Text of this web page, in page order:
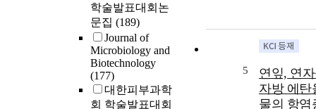
학술발표대회논
문집 (189)
Journal of
Microbiology and
Biotechnology
(177)
대한피부과학
회 학술발표대회
5
연잎, 연
자방 에탄
물의 항염